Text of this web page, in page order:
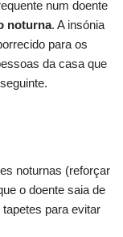
num doente
noturna. A insónia
para os
da casa que
noturnas (reforçar
o doente saia de
para evitar